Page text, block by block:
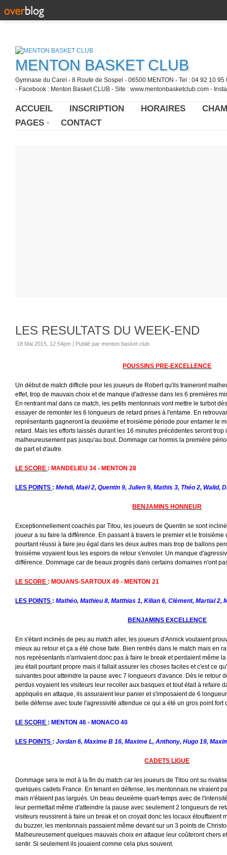
MENTON BASKET CLUB
Gymnase du Careï - 8 Route de Sospel - 06500 MENTON - Tel : 04 92 10
- Facebook : Menton Basket CLUB - Site : www.mentonbasketclub.com -
ACCUEIL INSCRIPTION HORAIRES
PAGES
CONTACT
LES RESULTATS DU WEEK-END
18 Mai 2015, 12:54pm | Publié par menton basket club
POUSSINS PRE-EXCELLENCE
Un début de match difficile pour les joueurs de Robert qu'ils traineront
effet, trop de mauvais choix et de manque d'adresse dans les 6 premières
En rentrant mal dans ce match, les petits mentonnais vont mettre le turbot
essayer de remonter les 6 longueurs de retard prises à l'entame. En
représentants gagneront la deuxième et troisième période pour entamer le
retard. Mais les efforts laissés durant les 16 minutes précédentes seront trop
malheureusement pas jusqu'au bout. Dommage car hormis la première
de part et d'autre.
LE SCORE : MANDELIEU 34 - MENTON 28
LES POINTS : Mehdi, Maël 2, Quentin 9, Julien 9, Mathis 3, Théo 2, Walid,
BENJAMINS HONNEUR
Exceptionnellement coachés par Titou, les joueurs de Quentin se sont
joueur a su faire la différence. En passant à travers le premier et le
pourtant réussi à faire jeu égal dans les deux autres mais trop de ballons
troisième voyaient tous les espoirs de retour s'envoler. Un manque
différence. Dommage car de beaux progrés dans certains domaines n'ont
LE SCORE : MOUANS-SARTOUX 49 - MENTON 21
LES POINTS : Mathéo, Mathieu 8, Matthias 1, Kilian 6, Clément, Martial 2,
BENJAMINS EXCELLENCE
En s'étant inclinés de peu au match aller, les joueurs d'Annick voulaient
mieux au retour et ça a été chose faite. Bien rentrés dans le match mais en
nos représentants n'arrivaient donc pas à faire le break et perdaient même
jeu était pourtant propre mais il fallait assurer les choses faciles et c'est ce
suivantes pour atteindre la pause avec 7 longueurs d'avance. Dès le retour
perdus voyaient les visiteurs leur recoller aux basques et tout était à refaire
appliqués en attaque, ils assuraient leur panier et s'imposaient de 6
belle défense avec toute l'agressivité attendue ce qui a été un gros point fort
LE SCORE : MENTON 46 - MONACO 40
LES POINTS : Jordan 6, Maxime B 16, Maxime L, Anthony, Hugo 19,
CADETS LIGUE
Dommage sera le mot à la fin du match car les joueurs de Titou ont su
quelques cadets France. En tenant en défense, les mentonnais ne viraient
mais n'étaient pas largués. Un beau deuxième quart-temps avec de
leur permettait même d'atteindre la pause avec seulement 2 longueurs de
visiteurs reussirent à faire un break et on croyait donc les locaux étouffaient
du buzzer, les mentonnais passaient même devant sur un 3 points de
Malheureusement quelques mauvais choix en attaque leur coûteront chers
sentir. Si seulement ils jouaient comme cela plus souvent.